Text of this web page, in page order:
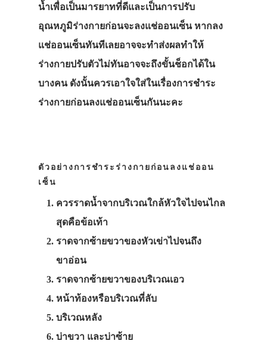
น้ำเพื่อเป็นมารยาทที่ดีและเป็นการปรับ
อุณหภูมิร่างกายก่อนจะลงแช่ออนเซ็น หากลง
แช่ออนเซ็นทันทีเลยอาจจะทำส่งผลทำให้
ร่างกายปรับตัวไม่ทันอาจจะถึงขั้นช็อกได้ใน
บางคน ดังนั้นควรเอาใจใส่ในเรื่องการชำระ
ร่างกายก่อนลงแช่ออนเซ็นกันนะคะ
ตัวอย่างการชำระร่างกายก่อนลงแช่ออน
เซ็น
ควรราดน้ำจากบริเวณใกล้หัวใจไปจนไกล
สุดคือข้อเท้า
ราดจากซ้ายขวาของหัวเข่าไปจนถึง
ขาอ่อน
ราดจากซ้ายขวาของบริเวณเอว
หน้าท้องหรือบริเวณที่ลับ
บริเวณหลัง
บ่าขวา และบ่าซ้าย